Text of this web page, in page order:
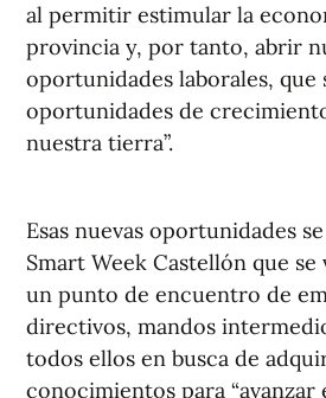
al permitir estimular la
provincia y, por tanto, abrir
oportunidades laborales, que
oportunidades de
nuestra tierra”.
Esas nuevas oportunidades
Smart Week Castellón que
un punto de encuentro de
directivos, mandos
todos ellos en busca de
conocimientos para “avanzar